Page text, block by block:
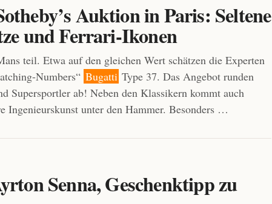
Auktion in Paris: Seltene
und Ferrari-Ikonen
teil. Etwa auf den gleichen Wert schätzen die Experten
Numbers“ Bugatti Type 37. Das Angebot runden
Supersportler ab! Neben den Klassikern kommt auch
Ingenieurskunst unter den Hammer. Besonders …
Senna, Geschenktipp zu